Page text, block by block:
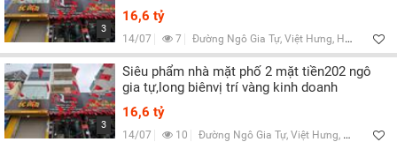
3
16,6 tỷ
14/07 7 Đường Ngô Gia Tự, Việt Hưng, Hà Nội
3
Siêu phẩm nhà mặt phố 2 mặt tiền202 ngô
gia tự,long biênvị trí vàng kinh doanh
16,6 tỷ
14/07 10 Đường Ngô Gia Tự, Việt Hưng, Hà Nội